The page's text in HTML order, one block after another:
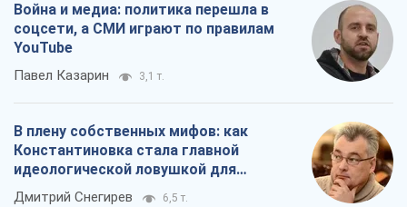
Война и медиа: политика перешла в
соцсети, а СМИ играют по правилам
YouTube
Павел Казарин 3,1 т.
В плену собственных мифов: как
Константиновка стала главной
идеологической ловушкой для
российских оккупантов
Дмитрий Снегирев 6,5 т.